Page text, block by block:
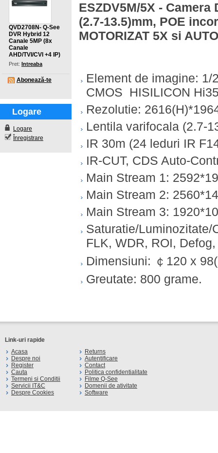
QVD2708N- Q-See
DVR Hybrid 12
Canale 5MP (8x
Canale
AHD/TVI/CVI +4 IP)
Pret: Intreaba
Abonează-te
Logare
Logare
Înregistrare
ESZDV5M/5X - Camera
(2.7-13.5)mm, POE
MOTORIZAT 5X si
Element de imagine: 1/
CMOS HISILICON
Rezolutie:
Lentila varifocala (2.7-
IR 30m (24 leduri IR
IR-CUT, CDS Auto-
Main Stream 1:
Main Stream 2:
Main Stream 3:
Saturatie/Luminozitate/
FLK, WDR, ROI,
Dimensiuni: ￠120 x
Greutate: 800 grame.
Link-uri rapide
Acasa
Returns
Despre noi
Autentificare
Register
Contact
Cauta
Politica confidentialitate
Termeni si Conditii
Filme Q-See
Servicii IT&C
Domenii de ativitate
Despre Cookies
Software